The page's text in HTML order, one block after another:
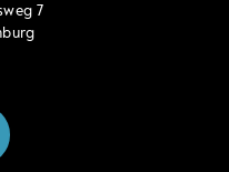
7